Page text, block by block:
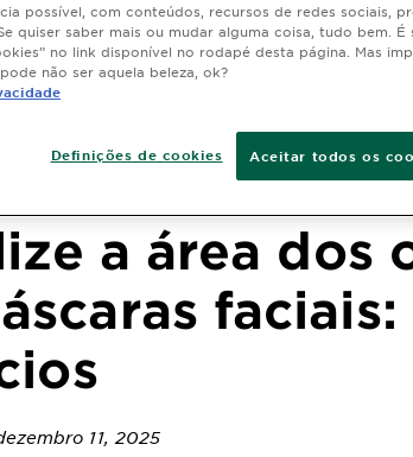
a área dos
faciais:
11, 2025
possível, com conteúdos, recursos de redes sociais,
quiser saber mais ou mudar alguma coisa, tudo bem.
no link disponível no rodapé desta página. Mas
não ser aquela beleza, ok?
Definições de cookies Aceitar todos os